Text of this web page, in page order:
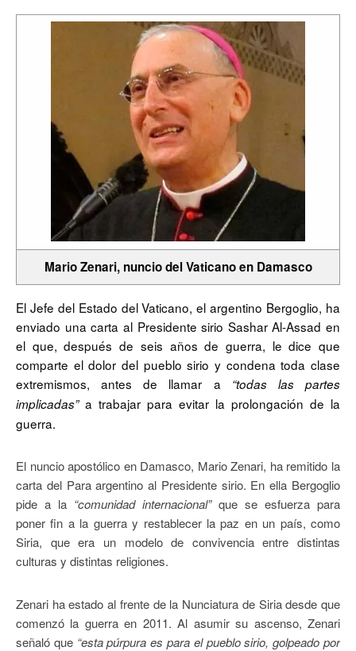
Mario Zenari, nuncio del Vaticano en Damasco
El Jefe del Estado del Vaticano, el argentino Bergoglio, ha
enviado una carta al Presidente sirio Sashar Al-Assad en
el que, después de seis años de guerra, le dice que
comparte el dolor del pueblo sirio y condena toda clase
extremismos, antes de llamar a “todas las partes
implicadas”a trabajar para evitar la prolongación de la
guerra.
El nuncio apostólico en Damasco, Mario Zenari, ha remitido la
carta del Para argentino al Presidente sirio. En ella Bergoglio
pide a la “comunidad internacional”que se esfuerza para
poner fin a la guerra y restablecer la paz en un país, como
Siria, que era un modelo de convivencia entre distintas
culturas y distintas religiones.
Zenari ha estado al frente de la Nunciatura de Siria desde que
comenzó la guerra en 2011. Al asumir su ascenso, Zenari
señaló que “esta púrpura es para el pueblo sirio, golpeado por